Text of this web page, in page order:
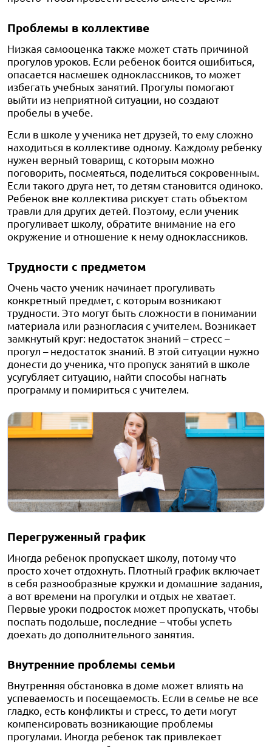
Проблемы в коллективе
Низкая самооценка также может стать причиной
прогулов уроков. Если ребенок боится ошибиться,
опасается насмешек одноклассников, то может
избегать учебных занятий. Прогулы помогают
выйти из неприятной ситуации, но создают
пробелы в учебе.
Если в школе у ученика нет друзей, то ему сложно
находиться в коллективе одному. Каждому ребенку
нужен верный товарищ, с которым можно
поговорить, посмеяться, поделиться сокровенным.
Если такого друга нет, то детям становится одиноко.
Ребенок вне коллектива рискует стать объектом
травли для других детей. Поэтому, если ученик
прогуливает школу, обратите внимание на его
окружение и отношение к нему одноклассников.
Трудности с предметом
Очень часто ученик начинает прогуливать
конкретный предмет, с которым возникают
трудности. Это могут быть сложности в понимании
материала или разногласия с учителем. Возникает
замкнутый круг: недостаток знаний – стресс –
прогул – недостаток знаний. В этой ситуации нужно
донести до ученика, что пропуск занятий в школе
усугубляет ситуацию, найти способы нагнать
программу и помириться с учителем.
Перегруженный график
Иногда ребенок пропускает школу, потому что
просто хочет отдохнуть. Плотный график включает
в себя разнообразные кружки и домашние задания,
а вот времени на прогулки и отдых не хватает.
Первые уроки подросток может пропускать, чтобы
поспать подольше, последние – чтобы успеть
доехать до дополнительного занятия.
Внутренние проблемы семьи
Внутренняя обстановка в доме может влиять на
успеваемость и посещаемость. Если в семье не все
гладко, есть конфликты и стресс, то дети могут
компенсировать возникающие проблемы
прогулами. Иногда ребенок так привлекает